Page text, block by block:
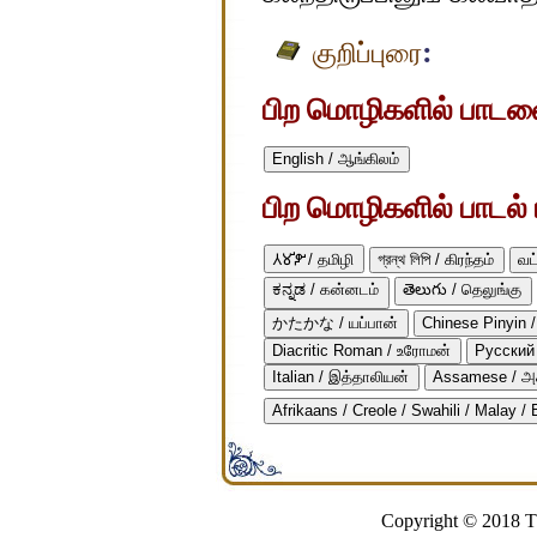
குறிப்புரை:
பிற மொழிகளில்
English / ஆங்கிலம்
பிற மொழிகளில்
𑀢𑀫𑀺𑀵𑀺 / தமிழி গ্রন্থ লিপি / கிரந்தம்
ಕನ್ನಡ / கன்னடம்
తెలుగు / தெலுங்கு
かたかな / யப்பான்
Chinese Pinyin
Diacritic Roman / உரோமன்
Italian / இத்தாலியன்
Assamese /
Afrikaans / Creole / Swahili / Malay
Copyright © 2018